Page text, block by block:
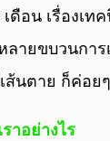
อน เรื่องเทค
ลายขบวนกา
ส้นตาย ก็ค่อย
าอย่างไร